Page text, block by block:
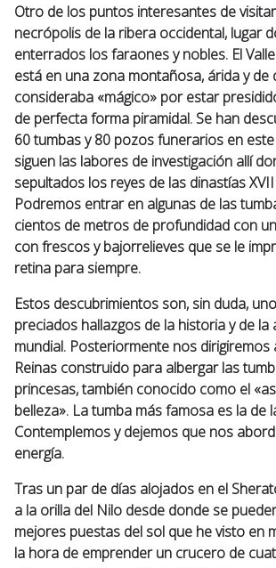
Otro de los puntos interesantes de
necrópolis de la ribera occidental, lugar
enterrados los faraones y nobles. El
está en una zona montañosa, árida y de
consideraba «mágico» por estar
de perfecta forma piramidal. Se han
60 tumbas y 80 pozos funerarios en
siguen las labores de investigación allí
sepultados los reyes de las dinastías
Podremos entrar en algunas de las
cientos de metros de profundidad con
con frescos y bajorrelieves que se le
retina para siempre.
Estos descubrimientos son, sin duda,
preciados hallazgos de la historia y de la
mundial. Posteriormente nos dirigiremos
Reinas construido para albergar las
princesas, también conocido como el
belleza». La tumba más famosa es la de
Contemplemos y dejemos que nos
energía.
Tras un par de días alojados en el
a la orilla del Nilo desde donde se
mejores puestas del sol que he visto en
la hora de emprender un crucero de